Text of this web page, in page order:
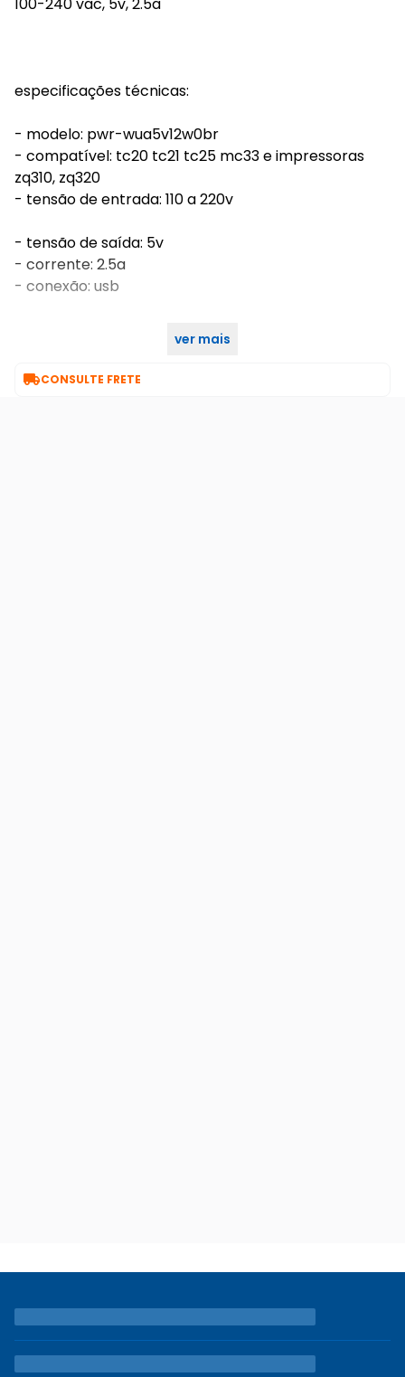
especificações técnicas:
- modelo: pwr-wua5v12w0br
- compatível: tc20 tc21 tc25 mc33 e impressoras
zq310, zq320
- tensão de entrada: 110 a 220v
- tensão de saída: 5v
- corrente: 2.5a
- conexão: usb
ver mais
CONSULTE FRETE